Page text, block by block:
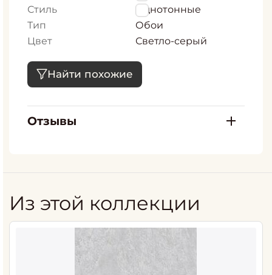
Стиль
Однотонные
Тип
Обои
Цвет
Светло-серый
Найти похожие
Отзывы
Из этой коллекции